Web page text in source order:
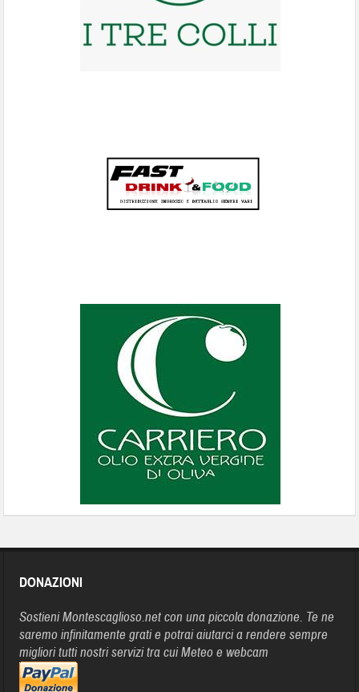
DONAZIONI
Sostieni Montescaglioso.net con una piccola donazione. Te ne
saremo infinitamente grati e potrai aiutarci a rendere sempre
migliori tutti nostri servizi tra cui Meteo e webcam